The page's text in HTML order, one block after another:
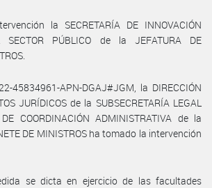
la SECRETARÍA DE INNOVACIÓN
SECTOR PÚBLICO de la JEFATURA DE
45834961-APN-DGAJ#JGM, la DIRECCIÓN
JURÍDICOS de la SUBSECRETARÍA LEGAL
COORDINACIÓN ADMINISTRATIVA de la
DE MINISTROS ha tomado la intervención
se dicta en ejercicio de las facultades